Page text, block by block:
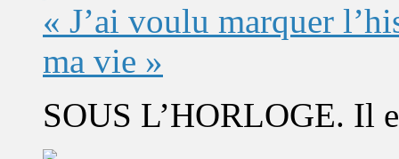
« J’ai voulu marquer
ma vie »
SOUS L’HORLOGE. Il